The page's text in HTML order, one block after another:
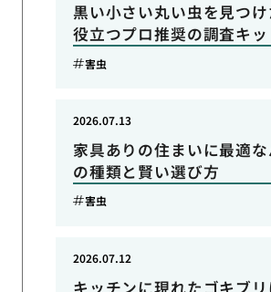
黒い小さい丸い虫を見つ
役立つプロ推奨の調査キッ
害虫
家具ありの住まいに最適
の種類と賢い選び方
2026.07.13
害虫
キッチンに現れたゴキブ
2026.07.12